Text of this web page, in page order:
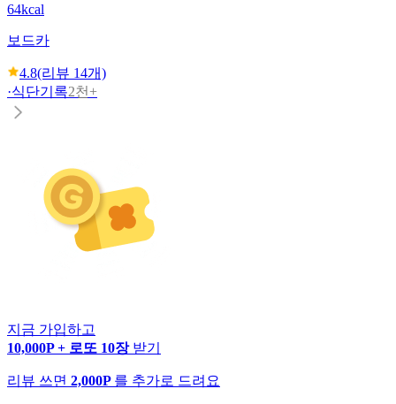
64kcal
보드카
4.8(리뷰 14개)
·식단기록2천+
지금 가입하고
10,000P + 로또 10장 받기
리뷰 쓰면 2,000P 를 추가로 드려요